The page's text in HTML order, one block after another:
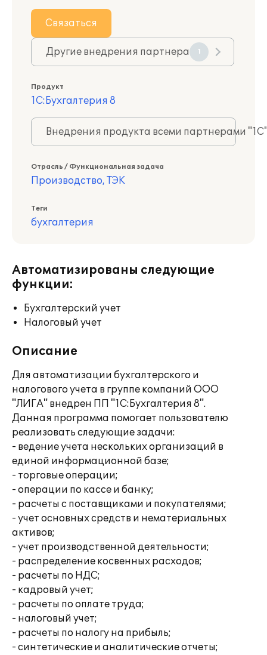
Связаться
Другие внедрения партнера 1
Продукт
1С:Бухгалтерия 8
Внедрения продукта всеми партнерами
Отрасль / Функциональная задача
Производство, ТЭК
Теги
бухгалтерия
Автоматизированы следующие
функции:
Бухгалтерский учет
Налоговый учет
Описание
Для автоматизации бухгалтерского и
налогового учета в группе компаний ООО
"ЛИГА" внедрен ПП "1С:Бухгалтерия 8".
Данная программа помогает пользователю
реализовать следующие задачи:
- ведение учета нескольких организаций в
единой информационной базе;
- торговые операции;
- операции по кассе и банку;
- расчеты с поставщиками и покупателями;
- учет основных средств и нематериальных
активов;
- учет производственной деятельности;
- распределение косвенных расходов;
- расчеты по НДС;
- кадровый учет;
- расчеты по оплате труда;
- налоговый учет;
- расчеты по налогу на прибыль;
- синтетические и аналитические отчеты;